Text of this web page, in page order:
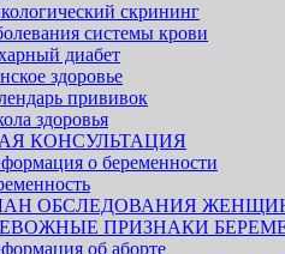
скрининг
системы крови
диабет
здоровье
прививок
здоровья
КОНСУЛЬТАЦИЯ
о беременности
ОБСЛЕДОВАНИЯ
ПРИЗНАКИ
об аборте